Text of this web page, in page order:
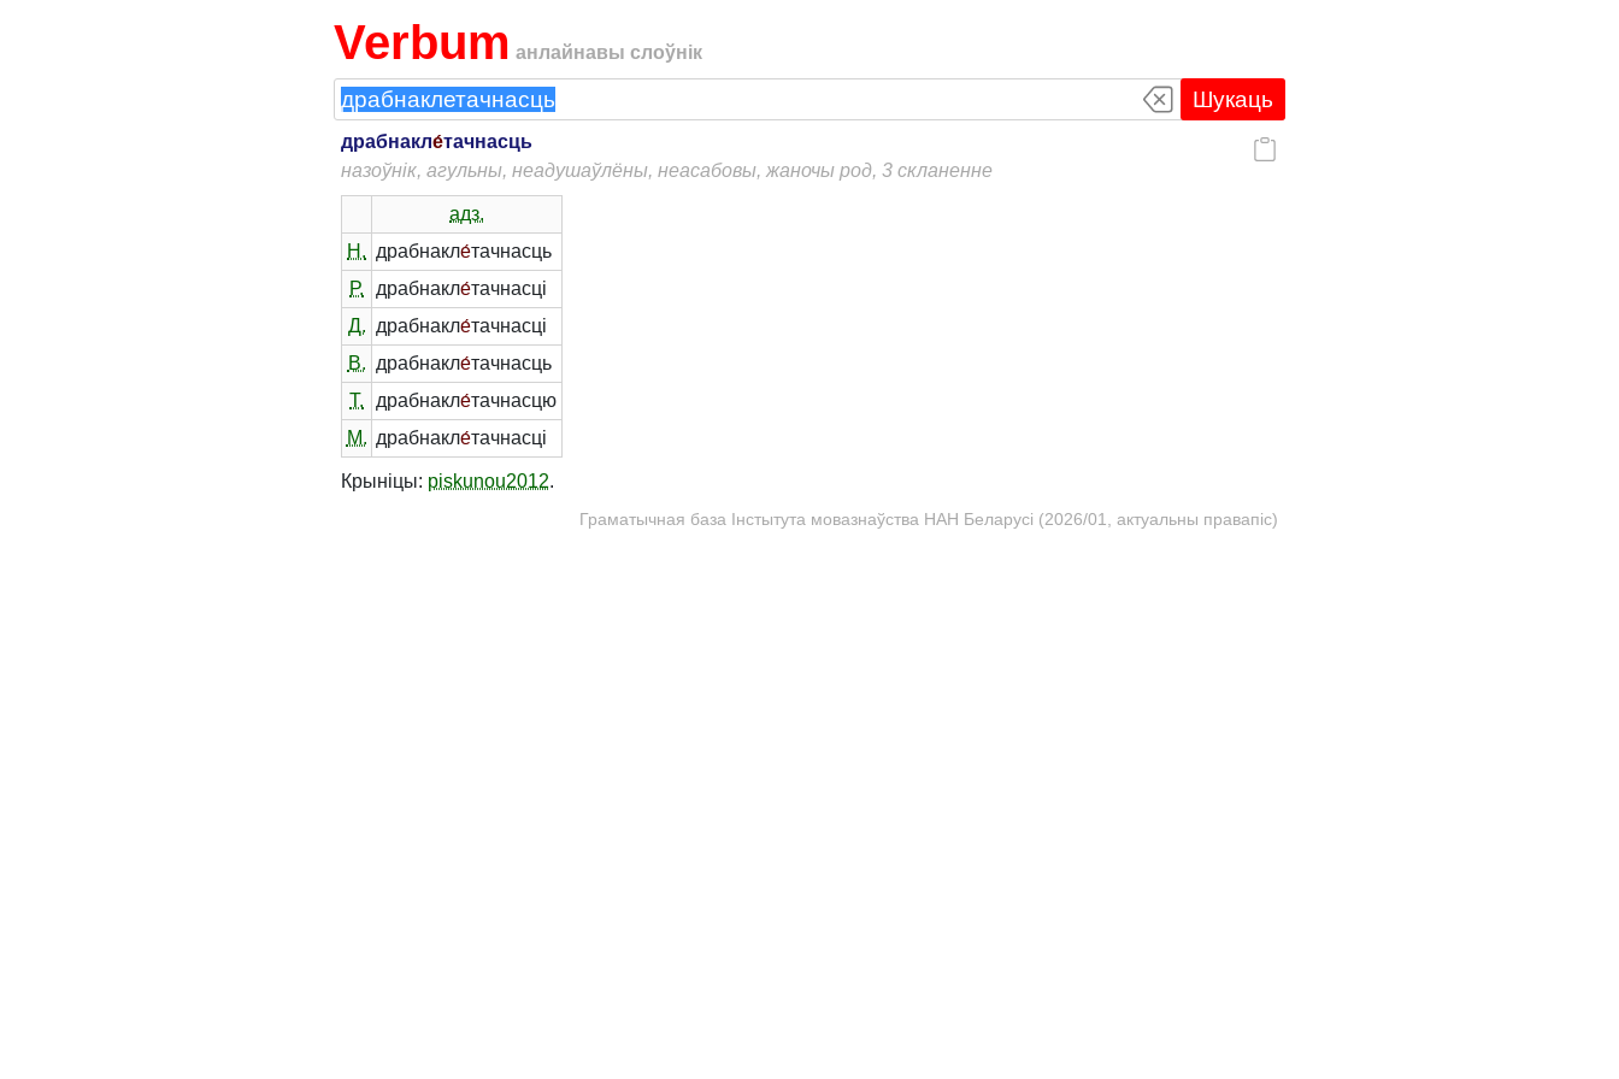
Verbum анлайнавы слоўнік
Шукаць
драбнакле́тачнасць
назоўнік, агульны, неадушаўлёны, неасабовы, жаночы род, 3 скланенне
адз.
Н. драбнакле́тачнасць
Р.
драбнакле́тачнасці
Д. драбнакле́тачнасці
В. драбнакле́тачнасць
Т.
драбнакле́тачнасцю
М. драбнакле́тачнасці
Крыніцы: piskunou2012.
Граматычная база Інстытута мовазнаўства НАН Беларусі (2026/01, актуальны правапіс)